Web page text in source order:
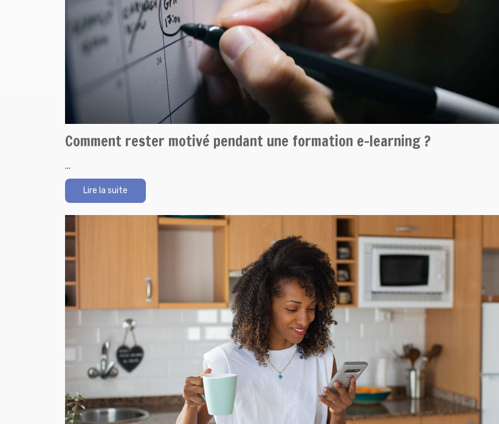
Comment rester motivé pendant une formation e-learning ?
...
Lire la suite